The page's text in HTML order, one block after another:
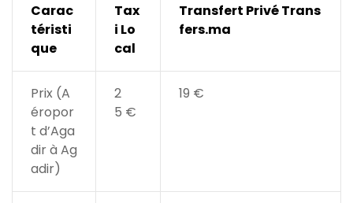
Carac
téristi
que
Tax
i Lo
cal
Transfert Privé Trans
fers.ma
Prix (A
éropor
t d’Aga
dir à Ag
adir)
2
5 €
19 €